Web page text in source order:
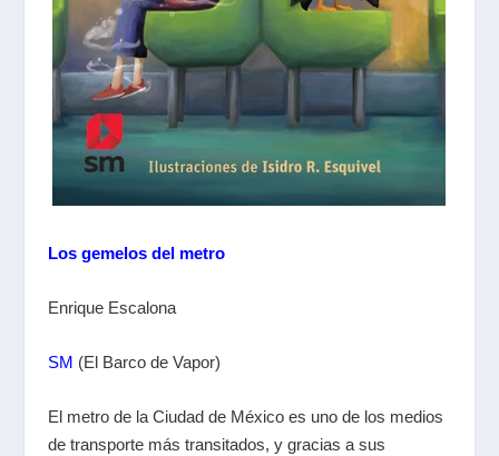
Los gemelos del metro
Enrique Escalona
SM (El Barco de Vapor)
El metro de la Ciudad de México es uno de los medios
de transporte más transitados, y gracias a sus